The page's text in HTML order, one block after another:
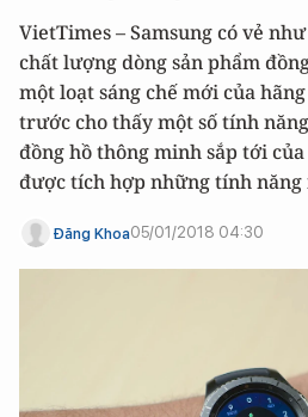
VietTimes – Samsung có vẻ
chất lượng dòng sản phẩm
một loạt sáng chế mới của
trước cho thấy một số tính
đồng hồ thông minh sắp tới của
được tích hợp những tính năng
Đăng Khoa05/01/2018 04:30